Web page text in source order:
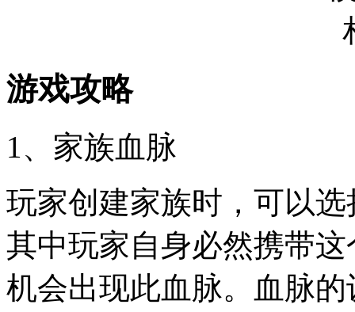
游戏攻略
1、家族血脉
玩家创建家族时，可以
其中玩家自身必然携带
机会出现此血脉。血脉